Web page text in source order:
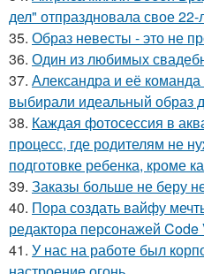
дел" отпраздновала свое 22-
35. Образ невесты - это не
36. Один из любимых
37. Александра и её
выбирали идеальный образ
38. Каждая фотосессия в
процесс, где родителям не
подготовке ребенка, кроме
39. Заказы больше не беру
40. Пора создать вайфу
редактора персонажей Code
41. У нас на работе был